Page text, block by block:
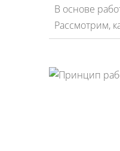
В основе
Рассмотрим,